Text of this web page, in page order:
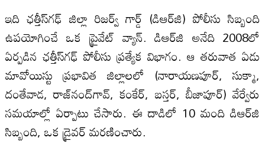
ఇది ఛత్తీస్‌గఢ్ జిల్లా రిజర్వ్ గార్డ్ (డిఆర్‌జి) పోలీసు సిబ్బంది
ఉపయోగించే ఒక ప్రైవేట్ వ్యాన్. డిఆర్‌జి అనేది 2008లో
ఏర్పడిన ఛత్తీస్‌గఢ్ పోలీసు ప్రత్యేక విభాగం. ఆ తరువాత ఏడు
మావోయిస్టు ప్రభావిత జిల్లాలలో (నారాయణపూర్, సుక్మా,
దంతేవాడ, రాజ్‌నంద్‌గావ్, కంకేర్, బస్తర్, బీజాపూర్) వేర్వేరు
సమయాల్లో ఏర్పాటు చేసారు. ఈ దాడిలో 10 మంది డిఆర్‌జి
సిబ్బంది, ఒక డ్రైవర్ మరణించారు.